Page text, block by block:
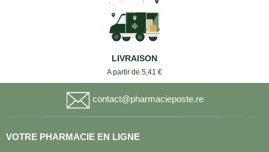
LIVRAISON
A partir de 5,41 €
contact@pharmacieposte.re
VOTRE PHARMACIE EN LIGNE